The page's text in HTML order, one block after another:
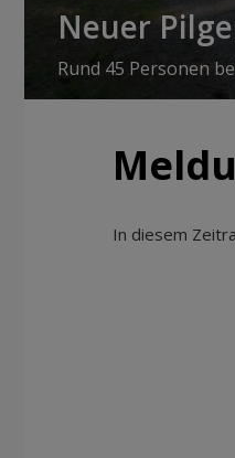
Neuer
Rund 45 Personen
In diesem